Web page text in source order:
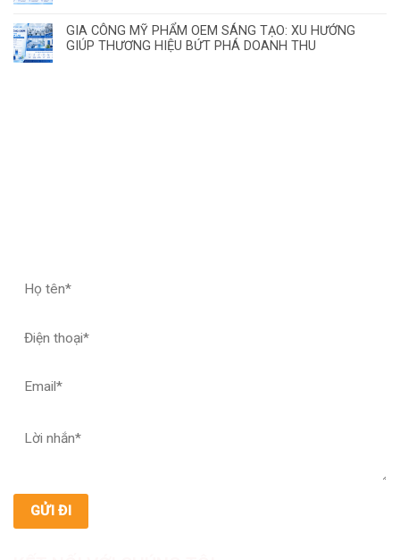
GIA CÔNG MỸ PHẨM OEM SÁNG TẠO: XU HƯỚNG
GIÚP THƯƠNG HIỆU BỨT PHÁ DOANH THU